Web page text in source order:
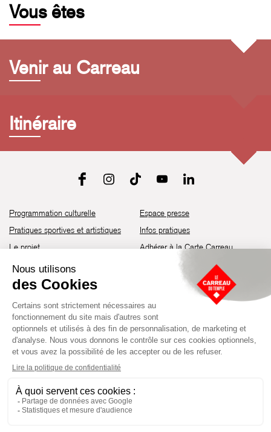
Vous êtes
Venir au Carreau
Itinéraire
Programmation culturelle
Pratiques sportives et artistiques
Le projet
Brochure de saison 25-26
Découvrir les espaces
Devenir partenaire
Espace presse
Infos pratiques
Adhérer à la Carte Carreau
Guide d’accessibilité
Établissement culturel et sportif à l’architecture industrielle de la fin du
XIXème siècle, le Carreau du Temple fut réhabilité en 2014 par la Ville
artistiques, culturels et sportifs, à travers une programmation éclectique